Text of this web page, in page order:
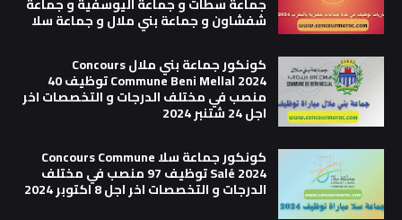
شفشاون و جماعة بني ملال و جماعة سلا
كونكور جماعة بني ملال Concours
Commune Beni Mellal 2024 توظيف 40
منصب في مختلف الدرجات و التخصصات اخر
اجل 24 شتنبر 2024
كونكور جماعة سلا Concours Commune
Salé 2024 توظيف 97 منصب في مختلف
الدرجات و التخصصات اخر اجل 8 اكتوبر 2024